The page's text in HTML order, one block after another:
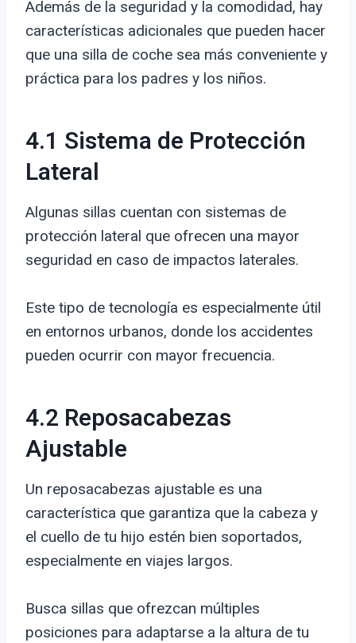
Además de la seguridad y la comodidad, hay
características adicionales que pueden hacer
que una silla de coche sea más conveniente y
práctica para los padres y los niños.
4.1 Sistema de Protección
Lateral
Algunas sillas cuentan con sistemas de
protección lateral que ofrecen una mayor
seguridad en caso de impactos laterales.
Este tipo de tecnología es especialmente útil
en entornos urbanos, donde los accidentes
pueden ocurrir con mayor frecuencia.
4.2 Reposacabezas
Ajustable
Un reposacabezas ajustable es una
característica que garantiza que la cabeza y
el cuello de tu hijo estén bien soportados,
especialmente en viajes largos.
Busca sillas que ofrezcan múltiples
posiciones para adaptarse a la altura de tu